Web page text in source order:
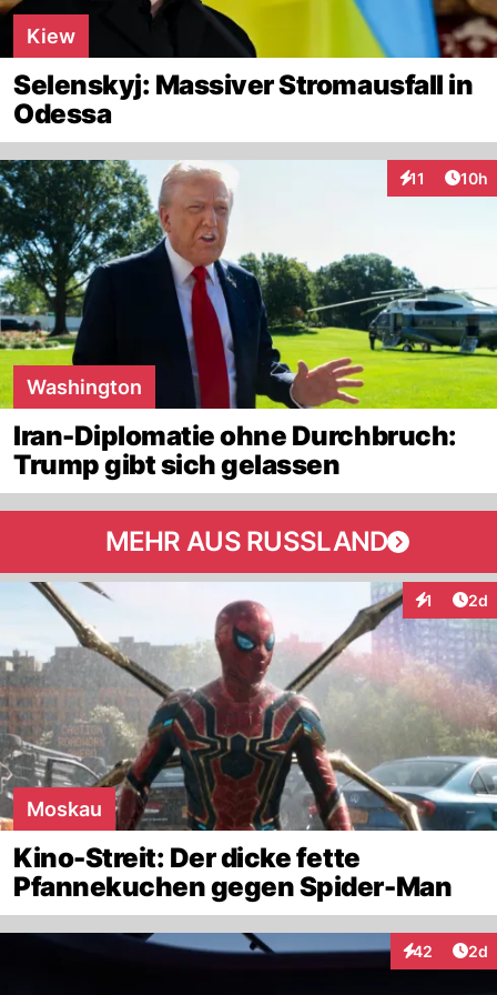
Kiew
Selenskyj: Massiver Stromausfall in
Odessa
11
Interaktionen
10h
Washington
Iran-Diplomatie ohne Durchbruch:
Trump gibt sich gelassen
MEHR AUS RUSSLAND
1 2d
Moskau
Kino-Streit: Der dicke fette
Pfannekuchen gegen Spider-Man
42
Interaktionen
2d